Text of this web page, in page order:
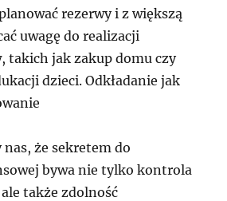
rezerwy i z większą
uwagę do realizacji
takich jak zakup domu czy
dzieci. Odkładanie jak
że sekretem do
bywa nie tylko kontrola
także zdolność